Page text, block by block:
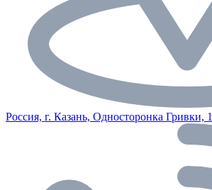
Россия, г. Казань, Односторонка Гривки, 1